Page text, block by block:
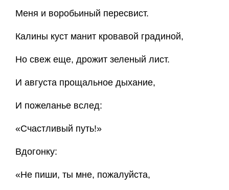
Меня и воробьиный пересвист.
Калины куст манит кровавой градиной,
Но свеж еще, дрожит зеленый лист.
И августа прощальное дыхание,
И пожеланье вслед:
«Счастливый путь!»
Вдогонку:
«Не пиши, ты мне, пожалуйста,